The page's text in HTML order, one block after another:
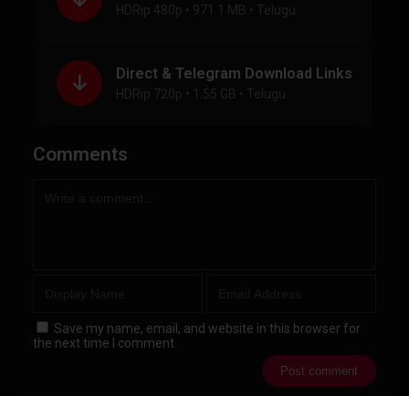
HDRip 480p • 971.1 MB • Telugu
Direct & Telegram Download Links
HDRip 720p • 1.55 GB • Telugu
Comments
Save my name, email, and website in this browser for
the next time I comment.